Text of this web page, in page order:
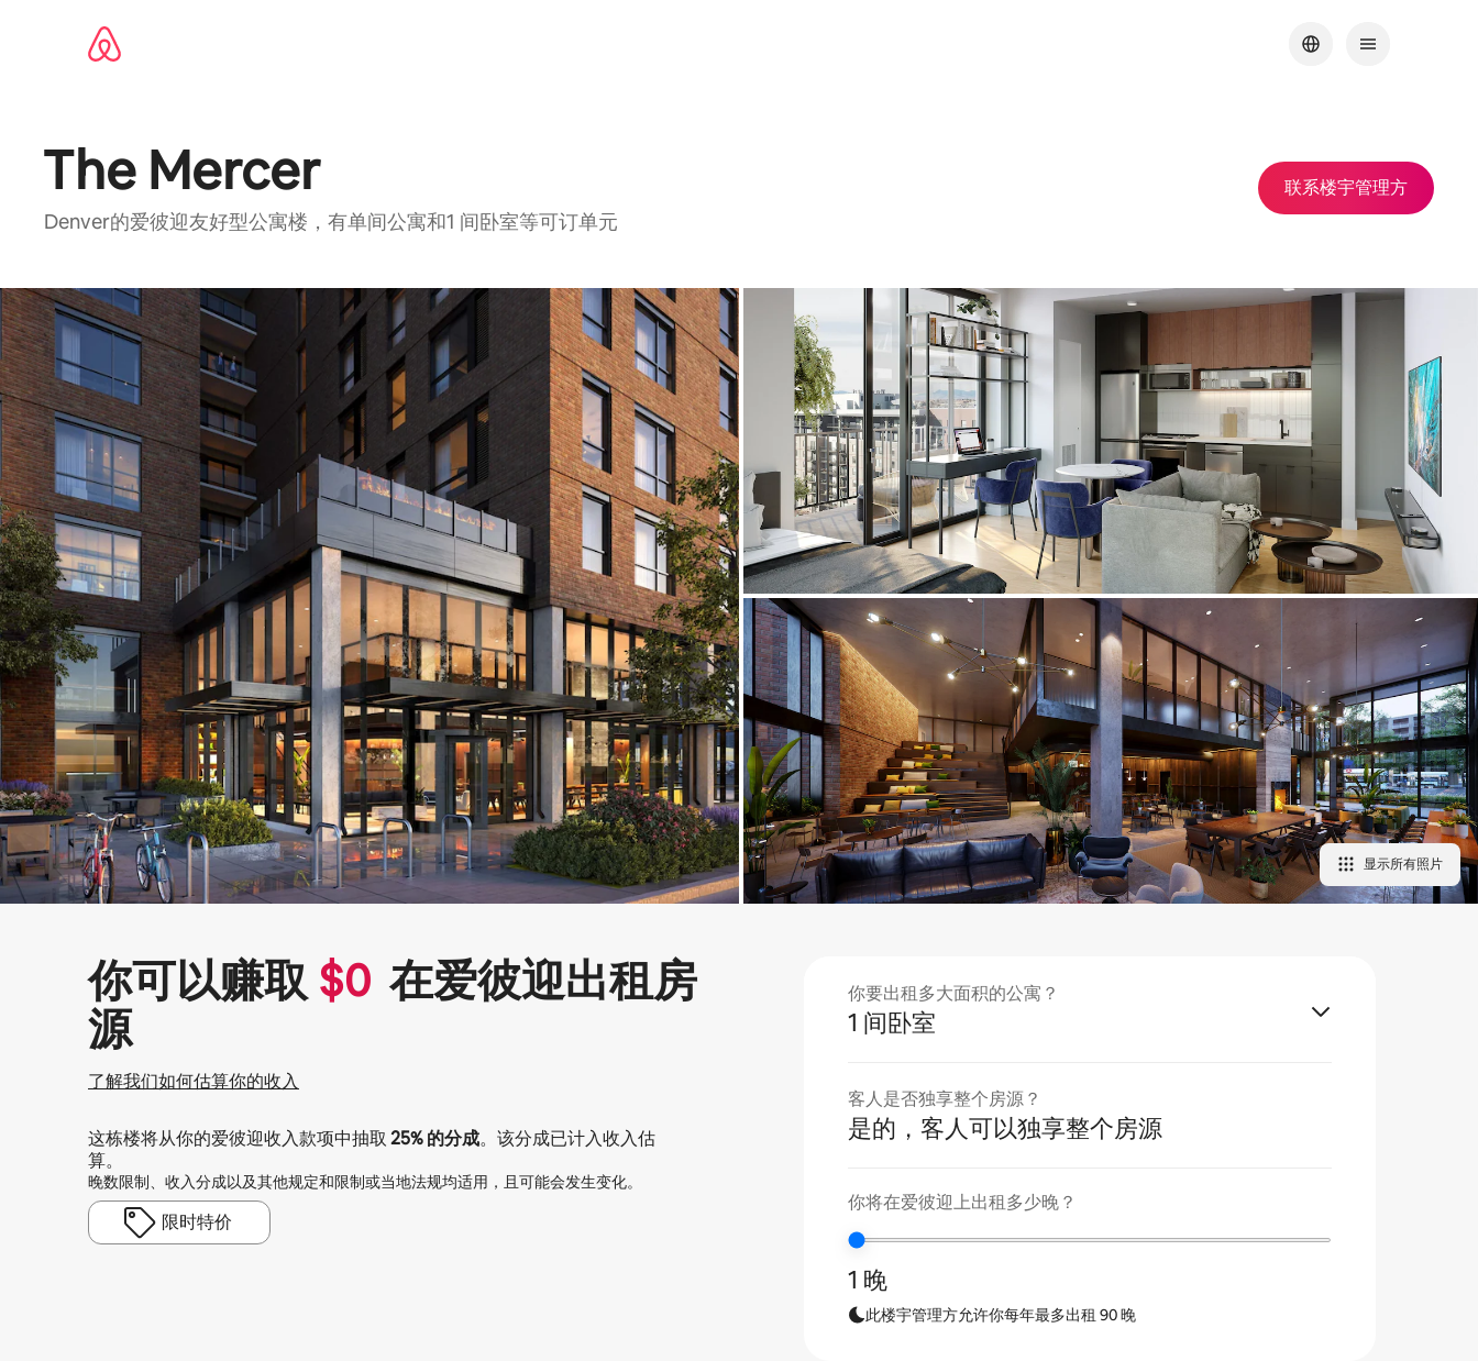
The Mercer
Denver的爱彼迎友好型公寓楼，有单间公寓和1 间卧室等可订单元
联系楼宇管理方
显示所有照片
你可以赚取 $0 在爱彼迎出租房
源
了解我们如何估算你的收入
这栋楼将从你的爱彼迎收入款项中抽取 25%的分成。该分成已计入收入估
算。
晚数限制、收入分成以及其他规定和限制或当地法规均适用，且可能会发生变化。
限时特价
你要出租多大面积的公寓？
1 间卧室
客人是否独享整个房源？
是的，客人可以独享整个房源
你将在爱彼迎上出租多少晚？
1 晚
此楼宇管理方允许你每年最多出租 90 晚